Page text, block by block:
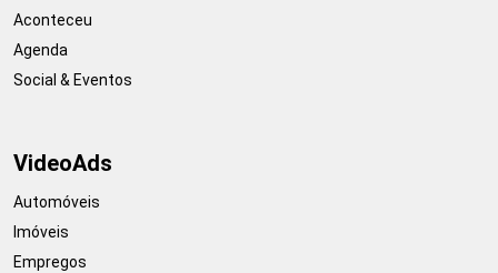
Aconteceu
Agenda
Social & Eventos
VideoAds
Automóveis
Imóveis
Empregos